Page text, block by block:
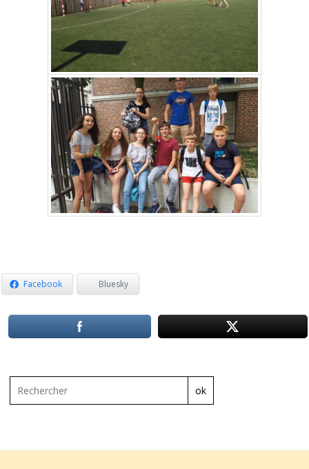
Facebook Bluesky
ok